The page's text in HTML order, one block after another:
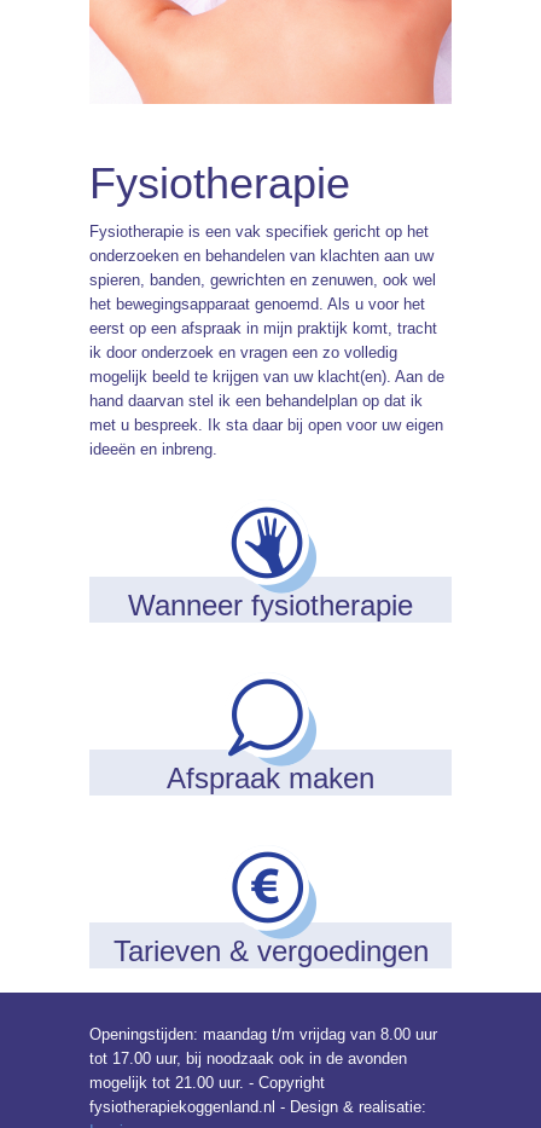
Fysiotherapie
Fysiotherapie is een vak specifiek gericht op het
onderzoeken en behandelen van klachten aan uw
spieren, banden, gewrichten en zenuwen, ook wel
het bewegingsapparaat genoemd. Als u voor het
eerst op een afspraak in mijn praktijk komt, tracht
ik door onderzoek en vragen een zo volledig
mogelijk beeld te krijgen van uw klacht(en). Aan de
hand daarvan stel ik een behandelplan op dat ik
met u bespreek. Ik sta daar bij open voor uw eigen
ideeën en inbreng.
Wanneer fysiotherapie
Afspraak maken
Tarieven & vergoedingen
Openingstijden: maandag t/m vrijdag van 8.00 uur
tot 17.00 uur, bij noodzaak ook in de avonden
mogelijk tot 21.00 uur. - Copyright
fysiotherapiekoggenland.nl - Design & realisatie: